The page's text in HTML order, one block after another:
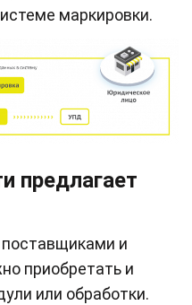
маркировки.
предлагает
и
приобретать и
или обработки.